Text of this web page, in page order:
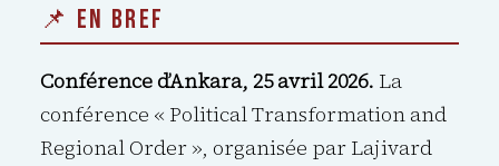
📌 EN BREF
Conférence d’Ankara, 25 avril 2026. La
conférence « Political Transformation and
Regional Order », organisée par Lajivard